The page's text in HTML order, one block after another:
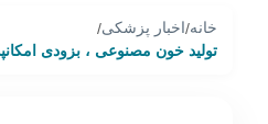
خانه/اخبار پزشکی/
تولید خون مصنوعی ، بزودی